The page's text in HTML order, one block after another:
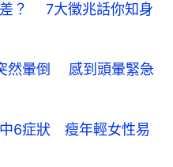
差？ 7大徵兆話你知身
然暈倒 感到頭暈緊急
中6症狀 瘦年輕女性易